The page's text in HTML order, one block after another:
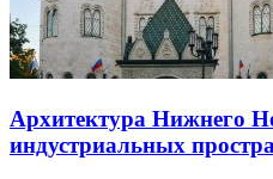
Архитектура Нижнего
индустриальных